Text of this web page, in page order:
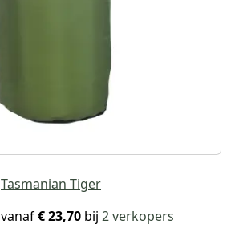
Tasmanian Tiger
vanaf€ 23,70 bij 2 verkopers